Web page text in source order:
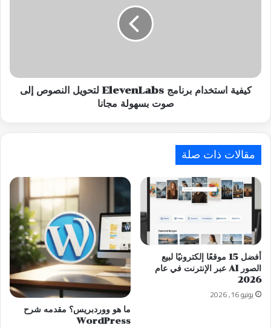
بسهولة
مجانا
كيفية استخدام برنامج ElevenLabs لتحويل النصوص إلى
صوت بسهولة مجانا
مقالات ذات صلة
أفضل 15 موقعًا إلكترونيًا لبيع
الصور AI عبر الإنترنت في عام
2026
يونيو 16, 2026
ما هو ووردبريس؟ مقدمه شرح
WordPress